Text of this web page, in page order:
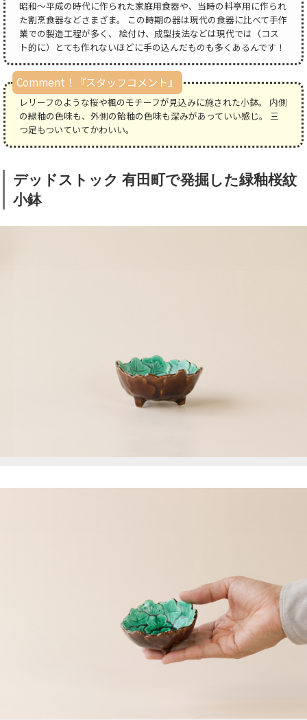
昭和～平成の時代に作られた家庭用食器や、当時の料亭用に作られ
た割烹食器などさまざま。 この時期の器は現代の食器に比べて手作
業での製造工程が多く、 絵付け、成型技法などは現代では（コス
ト的に）とても作れないほどに手の込んだものも多くあるんです！
Comment！『スタッフコメント』
レリーフのような桜や楓のモチーフが見込みに施された小鉢。 内側
の緑釉の色味も、外側の飴釉の色味も深みがあっていい感じ。 三
つ足もついていてかわいい。
デッドストック 有田町で発掘した緑釉桜紋
小鉢